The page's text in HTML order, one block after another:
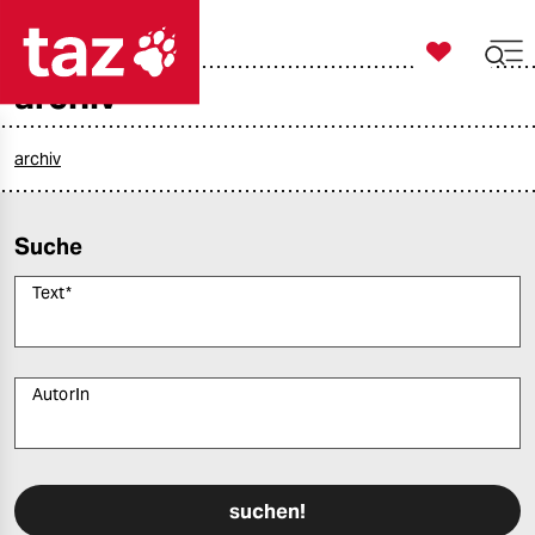
politik
gesellschaft
sport

taz zahl ich
archiv
archiv
Suche
Text*
AutorIn